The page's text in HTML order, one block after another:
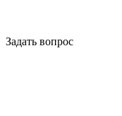
Задать вопрос